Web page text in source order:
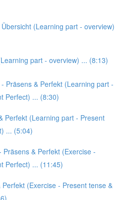
(Learning part - overview)
part - overview) ... (8:13)
Präsens & Perfekt (Learning part -
Perfect) ... (8:30)
Perfekt (Learning part - Present
... (5:04)
Präsens & Perfekt (Exercise -
Perfect) ... (11:45)
(Exercise - Present tense &